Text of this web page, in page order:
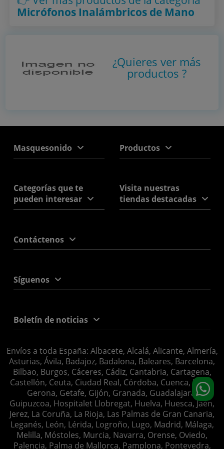
Micrófonos Inalámbricos de Mano
¿Quieres ver más
productos?
Masquesonido Productos
Categorías que te
pueden interesar
Visita nuestras
tiendas destacadas
Contáctenos
Síguenos
Boletín de noticias
Envíos a toda España: Albacete, Alcalá, Alicante, Almería,
Asturias, Ávila, Badajoz, Badalona, Baleares, Barcelona,
Bilbao, Burgos, Cáceres, Cádiz, Cantabria, Cartagena,
Castellón, Ceuta, Ciudad Real, Córdoba, Cuenca, Elche,
Gerona, Getafe, Gijón, Granada, Guadalajara,
Guipuzcoa, Hospitalet Llobregat, Huelva, Huesca, Jaén,
Jerez, La Coruña, La Rioja, Las Palmas de Gran Canaria,
Leganés, León, Lérida, Logroño, Lugo, Madrid, Málaga,
Melilla, Móstoles, Murcia, Navarra, Orense, Oviedo,
Palencia, Palma de Mallorca, Pamplona, Pontevedra,